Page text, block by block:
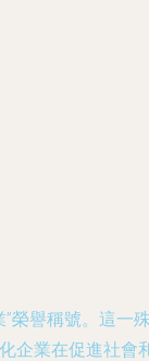
榮譽稱號。這一
企業在促進社會